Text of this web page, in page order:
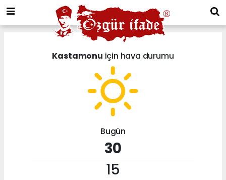
Kastamonu için hava durumu
Bugün
30
15